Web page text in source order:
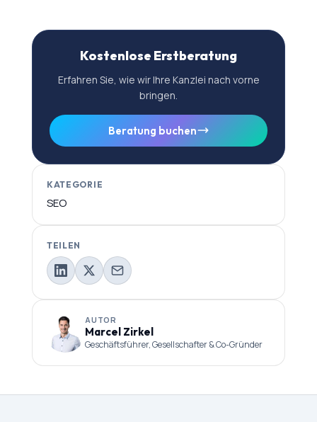
Kostenlose Erstberatung
Erfahren Sie, wie wir Ihre Kanzlei nach vorne
bringen.
Beratung buchen
KATEGORIE
SEO
TEILEN
AUTOR
Marcel Zirkel
Geschäftsführer, Gesellschafter & Co-Gründer